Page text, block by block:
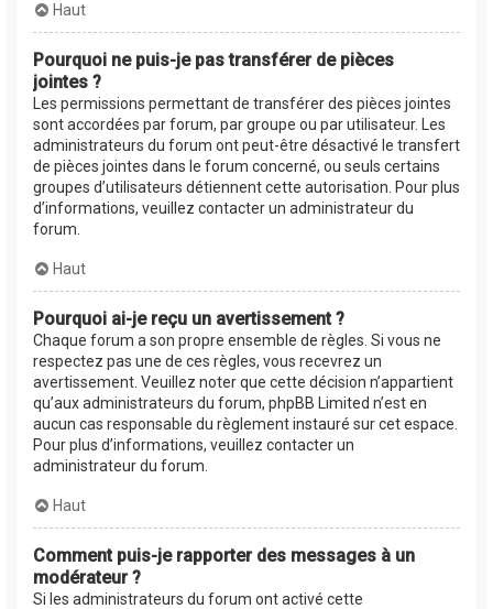
Haut
Pourquoi ne puis-je pas transférer de pièces
jointes ?
Les permissions permettant de transférer des pièces jointes
sont accordées par forum, par groupe ou par utilisateur. Les
administrateurs du forum ont peut-être désactivé le transfert
de pièces jointes dans le forum concerné, ou seuls certains
groupes d’utilisateurs détiennent cette autorisation. Pour plus
d’informations, veuillez contacter un administrateur du
forum.
Haut
Pourquoi ai-je reçu un avertissement ?
Chaque forum a son propre ensemble de règles. Si vous ne
respectez pas une de ces règles, vous recevrez un
avertissement. Veuillez noter que cette décision n’appartient
qu’aux administrateurs du forum, phpBB Limited n’est en
aucun cas responsable du règlement instauré sur cet espace.
Pour plus d’informations, veuillez contacter un
administrateur du forum.
Haut
Comment puis-je rapporter des messages à un
modérateur ?
Si les administrateurs du forum ont activé cette